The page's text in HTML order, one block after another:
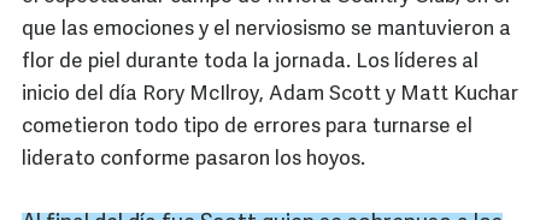
que las emociones y el nerviosismo se mantuvieron a
flor de piel durante toda la jornada. Los líderes al
inicio del día Rory McIlroy, Adam Scott y Matt Kuchar
cometieron todo tipo de errores para turnarse el
liderato conforme pasaron los hoyos.